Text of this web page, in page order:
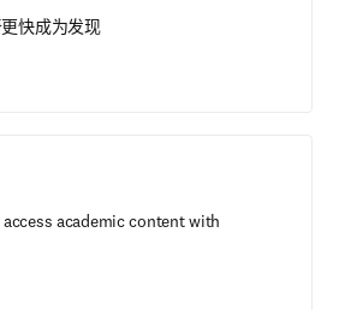
快成为发现
academic content with